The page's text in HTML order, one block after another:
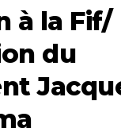
à la Fif/
du